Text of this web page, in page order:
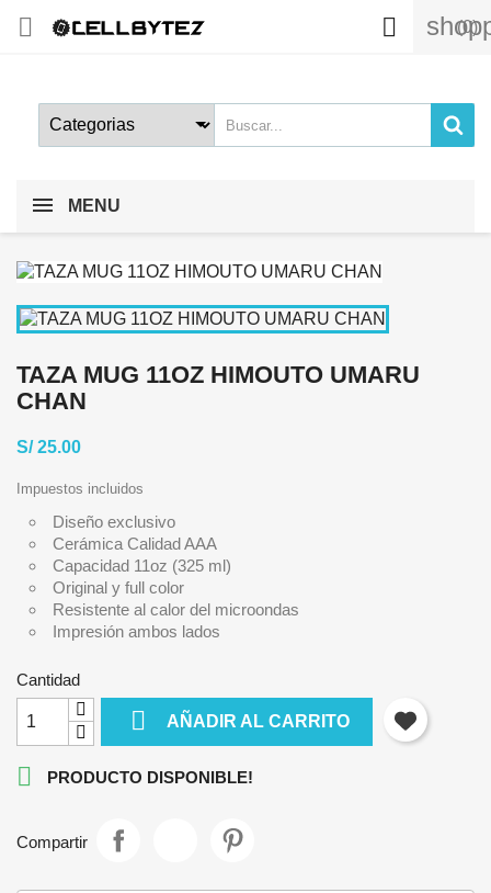
 (0)

MENU
TAZA MUG 11OZ HIMOUTO UMARU
CHAN
S/ 25.00
Impuestos incluidos
Diseño exclusivo
Cerámica Calidad AAA
Capacidad 11oz (325 ml)
Original y full color
Resistente al calor del microondas
Impresión ambos lados
Cantidad
 AÑADIR AL CARRITO
 PRODUCTO DISPONIBLE!
Compartir